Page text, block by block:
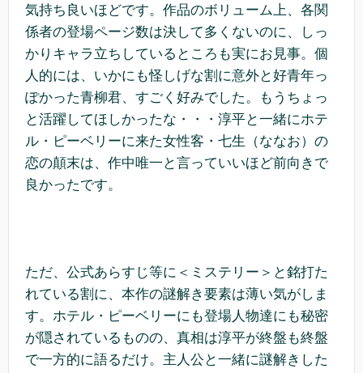
気持ち良いほどです。作品のボリューム上、各関
係者の登場ページ数は決して多くないのに、しっ
かりキャラ立ちしているところも実にお見事。個
人的には、いかにも怪しげな割に意外と好青年っ
ぽかった青柳君、すごく好みでした。もうちょっ
と活躍してほしかったな・・・淳平と一緒にホテ
ル・ピーベリーに来た女性客・七生（ななお）の
恋の顛末は、作中唯一と言っていいほど前向きで
良かったです。
ただ、公式あらすじ等に＜ミステリー＞と銘打た
れている割に、本作の謎解き要素は薄い気がしま
す。ホテル・ピーベリーにも登場人物達にも秘密
が隠されているものの、真相は淳平が終盤も終盤
で一方的に語るだけ。主人公と一緒に謎解きした